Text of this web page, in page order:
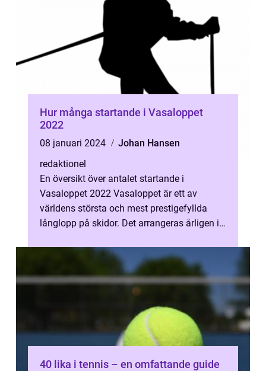
Hur många startande i Vasaloppet
2022
08 januari 2024
Johan Hansen
redaktionel
En översikt över antalet startande i
Vasaloppet 2022 Vasaloppet är ett av
världens största och mest prestigefyllda
långlopp på skidor. Det arrangeras årligen i
40 lika i tennis – en omfattande guide